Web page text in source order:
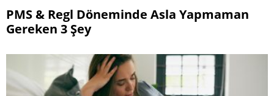
PMS & Regl Döneminde Asla Yapmaman
Gereken 3 Şey